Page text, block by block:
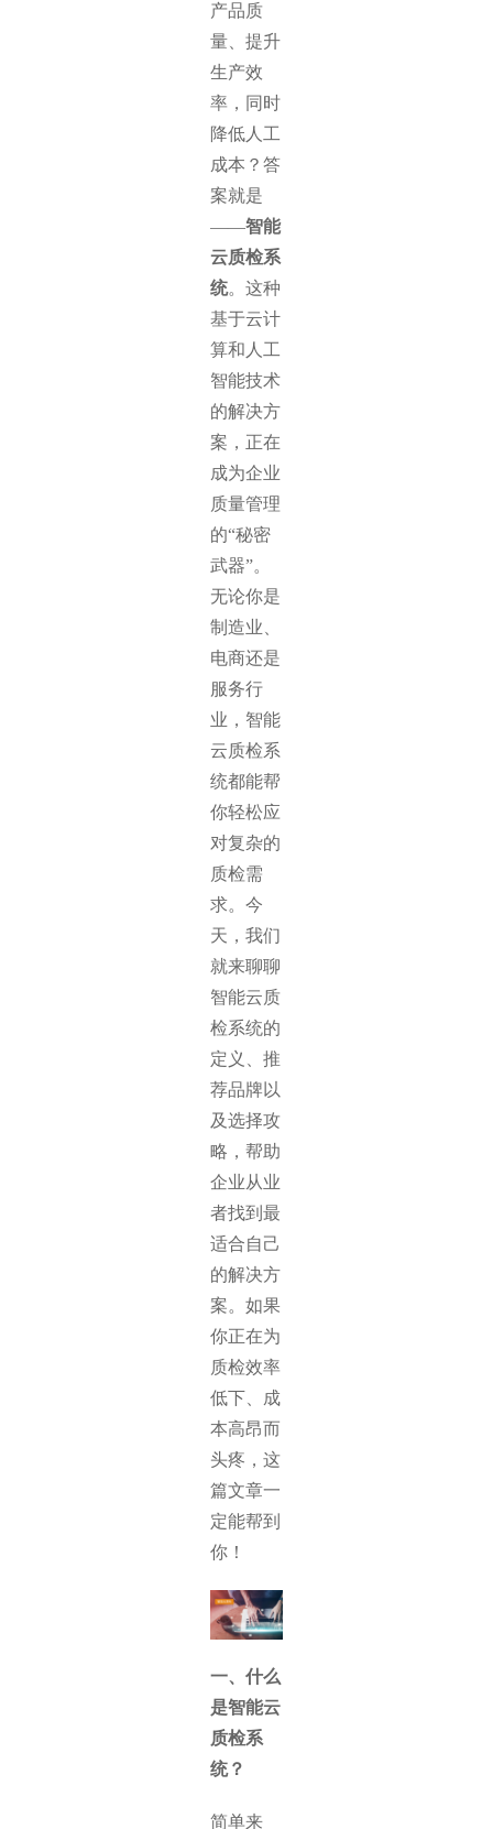
产品质
量、提升
生产效
率，同时
降低人工
成本？答
案就是
——智能
云质检系
统。这种
基于云计
算和人工
智能技术
的解决方
案，正在
成为企业
质量管理
的“秘密
武器”。
无论你是
制造业、
电商还是
服务行
业，智能
云质检系
统都能帮
你轻松应
对复杂的
质检需
求。今
天，我们
就来聊聊
智能云质
检系统的
定义、推
荐品牌以
及选择攻
略，帮助
企业从业
者找到最
适合自己
的解决方
案。如果
你正在为
质检效率
低下、成
本高昂而
头疼，这
篇文章一
定能帮到
你！
一、什么
是智能云
质检系
统？
简单来